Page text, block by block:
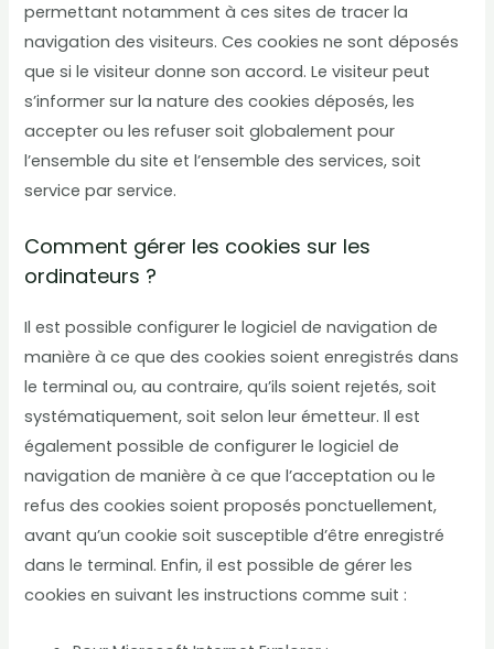
permettant notamment à ces sites de tracer la
navigation des visiteurs. Ces cookies ne sont déposés
que si le visiteur donne son accord. Le visiteur peut
s’informer sur la nature des cookies déposés, les
accepter ou les refuser soit globalement pour
l’ensemble du site et l’ensemble des services, soit
service par service.
Comment gérer les cookies sur les
ordinateurs ?
Il est possible configurer le logiciel de navigation de
manière à ce que des cookies soient enregistrés dans
le terminal ou, au contraire, qu’ils soient rejetés, soit
systématiquement, soit selon leur émetteur. Il est
également possible de configurer le logiciel de
navigation de manière à ce que l’acceptation ou le
refus des cookies soient proposés ponctuellement,
avant qu’un cookie soit susceptible d’être enregistré
dans le terminal. Enfin, il est possible de gérer les
cookies en suivant les instructions comme suit :